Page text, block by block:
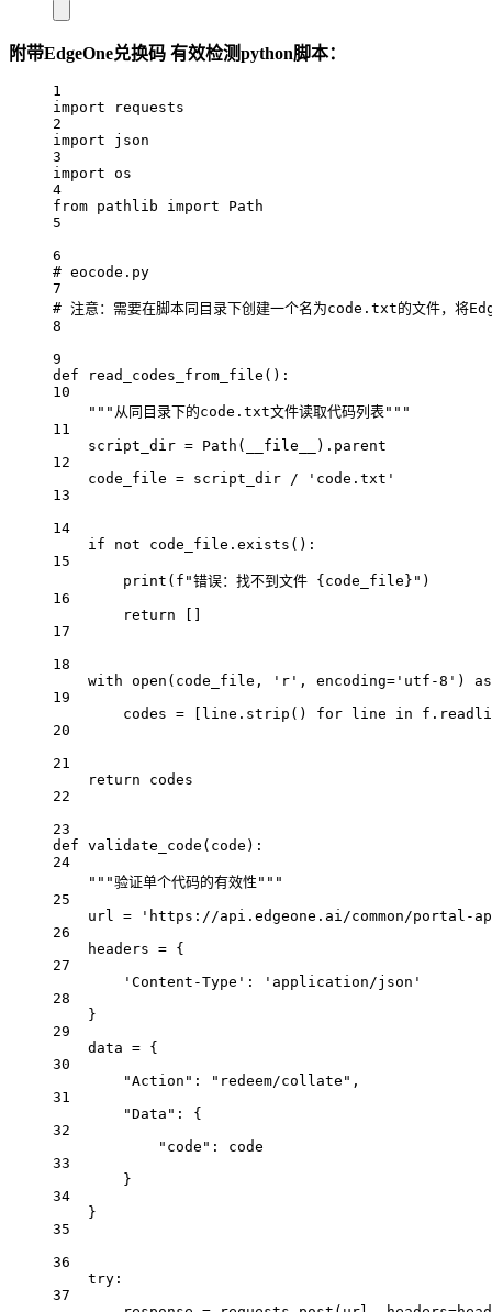
附带EdgeOne兑换码 有效检测python脚本：
1
import requests
2
import json
3
import os
4
from pathlib import Path
5
6
# eocode.py
7
# 注意：需要在脚本同目录下创建一个名为code.txt的文件，将
8
9
def
read_codes_from_file ():
10
"""从同目录下的code.txt文件读取代码列表"""
11
script_dir = Path( __file__
).parent
12
code_file = script_dir /
'code.txt'
13
14
if
not code_file.exists():
15
print ( f "错误：找不到文件 { code_file } " )
16
return
17
18
with open (code_file, 'r' , encoding= 'utf-8' ) as
19
codes = [line.strip() for line in
20
21
return codes
22
23
def validate_code (code):
24
"""验证单个代码的有效性"""
25
url =
'https://api.edgeone.ai/common/portal-
26
headers = {
27
'Content-Type' :
'application/json'
28
}
29
data = {
30
"Action" : "redeem/collate" ,
31
"Data" : {
32
"code" : code
33
}
34
}
35
36
try :
37